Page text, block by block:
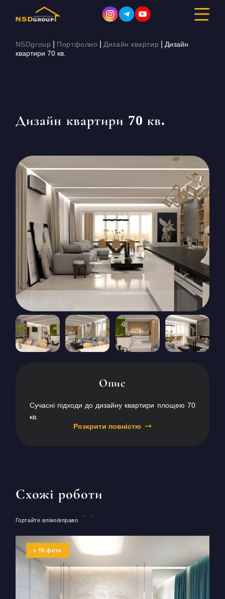
БУДІВНИЦТВО
ВАРТІСТЬ
ПРО КОМПАНІЮ
КОНТАКТИ
БЛОГ
UK RU
+380671500551
Замовити дзвінок зараз
NSDgroup Портфолио Дизайн квартир
Дизайн
квартири 70 кв.
Дизайн квартири 70 кв.
Опис
Сучасні підходи до дизайну квартири площею 70
кв.
Розкрити повністю
Схожі роботи
Гортайте вліво/вправо
+ 18 фото